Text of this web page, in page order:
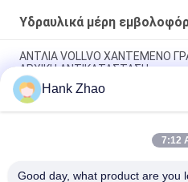
Υδραυλικά μέρη
ΑΝΤΛΙΑ VOLLVO ΧΑΝΤΕΜΕΝΟ
ΑΡΧΙΚΗ ΑΝΤΙΚΑΤΑΣΤΑΣΗ
ΑΝΤΛΙΑ VOLLVO ΧΑΝΤΕΜΕΝΟ
ΑΡΧΙΚΗ ΑΝΤΙΚΑΤΑΣΤΑΣΗ
ΒΟΛΛΒΟ ΠΑΡΑΓΜΑΤΙΚΗ
Hank Zhao
7:12
Good day, what product are you